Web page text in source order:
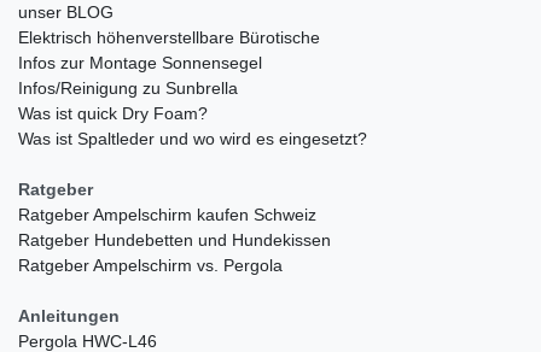
unser BLOG
Elektrisch höhenverstellbare Bürotische
Infos zur Montage Sonnensegel
Infos/Reinigung zu Sunbrella
Was ist quick Dry Foam?
Was ist Spaltleder und wo wird es eingesetzt?
Ratgeber
Ratgeber Ampelschirm kaufen Schweiz
Ratgeber Hundebetten und Hundekissen
Ratgeber Ampelschirm vs. Pergola
Anleitungen
Pergola HWC-L46